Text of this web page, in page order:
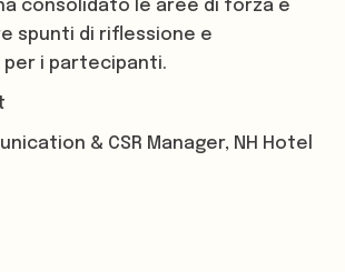
consolidato le aree di forza e
spunti di riflessione e
per i partecipanti.
& CSR Manager, NH Hotel